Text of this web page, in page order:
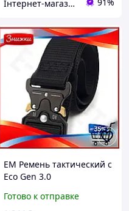
Інтернет-магазин Mike Shop of Home
EM Ремень тактический с
Eco Gen 3.0
Cobra 125 см черный
Готово к отправке